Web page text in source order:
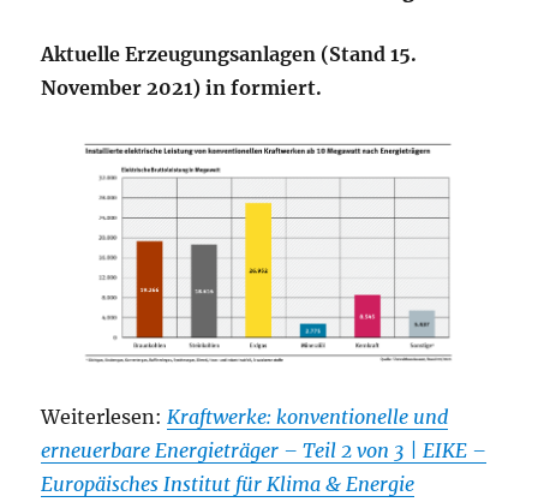
Aktuelle Erzeugungsanlagen (Stand 15.
November 2021) in formiert.
Weiterlesen:Kraftwerke: konventionelle und
erneuerbare Energieträger – Teil 2 von 3 | EIKE –
Europäisches Institut für Klima & Energie